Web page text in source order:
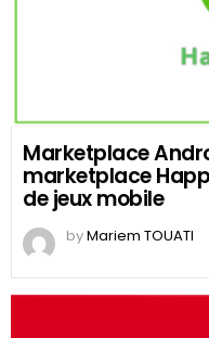
Marketplace
marketplace
de jeux mobile
byMariem TOUATI